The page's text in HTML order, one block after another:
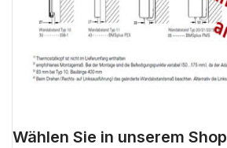
Wählen Sie in unserem Shop